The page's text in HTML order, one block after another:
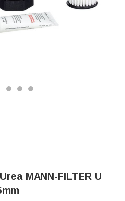
MANN-FILTER U